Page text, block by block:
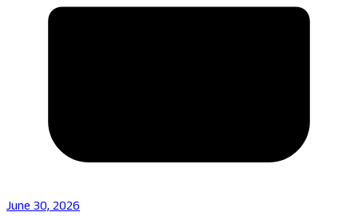
June 30, 2026